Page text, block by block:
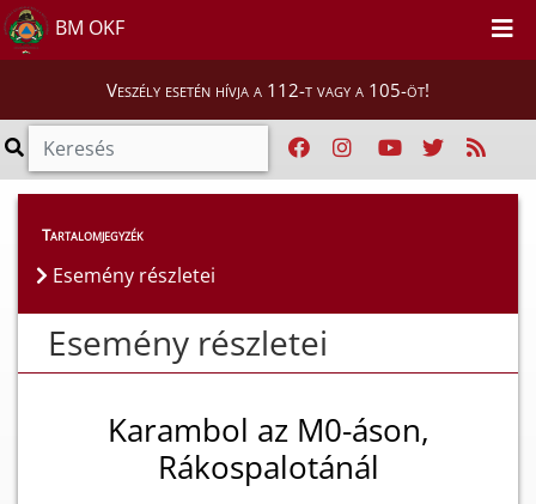
BM OKF
Veszély esetén hívja a 112-t vagy a 105-öt!
Esemény részletei
Tartalomjegyzék
Esemény részletei
Esemény részletei
Karambol az M0-áson,
Rákospalotánál